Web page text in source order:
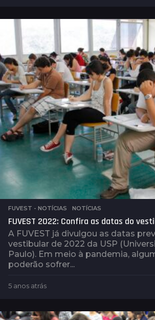
t
r
á
s
FUVEST - NOTÍCIAS ,NOTÍCIAS
FUVEST 2022: Confira as datas do
A FUVEST já divulgou as datas
vestibular de 2022 da USP
Paulo). Em meio à pandemia,
poderão sofrer...
5 anos atrás
o